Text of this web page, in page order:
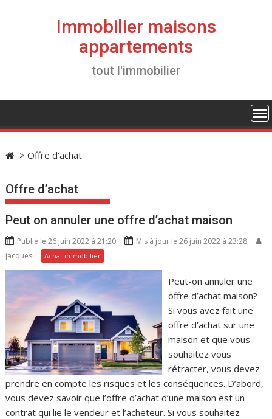
Immobilier maisons
appartements
tout l'immobilier
>Offre d'achat
Offre d’achat
Peut on annuler une offre d’achat maison
Publié le 26 juin 2022 à 21:20
Mis à jour le 26 juin 2022 à 23:28
jacques
Achat immobilier
Peut-on annuler une
offre d’achat maison?
Si vous avez fait une
offre d’achat sur une
maison et que vous
souhaitez vous
rétracter, vous devez
prendre en compte les risques et les conséquences. D’abord,
vous devez savoir que l’offre d’achat d’une maison est un
contrat qui lie le vendeur et l’acheteur. Si vous souhaitez